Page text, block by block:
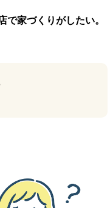
で家づくりがしたい。